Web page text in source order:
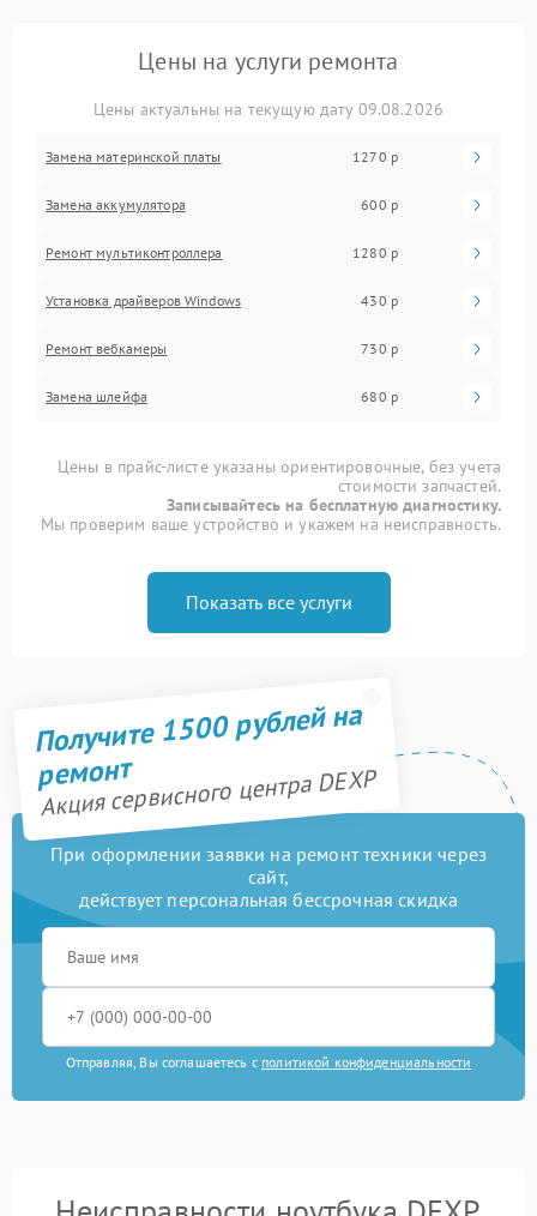
Цены на услуги ремонта
Цены актуальны на текущую дату 09.08.2026
Замена материнской платы 1270 р
Замена аккумулятора 600 р
Ремонт мультиконтроллера 1280 р
Установка драйверов Windows 430 р
Ремонт вебкамеры 730 р
Замена шлейфа 680 р
Цены в прайс-листе указаны ориентировочные, без учета
стоимости запчастей.
Записывайтесь на бесплатную диагностику.
Мы проверим ваше устройство и укажем на неисправность.
Показать все услуги
Получите 1500 рублей на
ремонт
Акция сервисного центра DEXP
При оформлении заявки на ремонт техники через
сайт,
действует персональная бессрочная скидка
Отправляя, Вы соглашаетесь с политикой конфиденциальности